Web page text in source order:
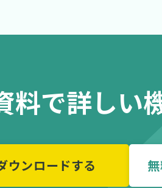
料で詳しい
ウンロードする